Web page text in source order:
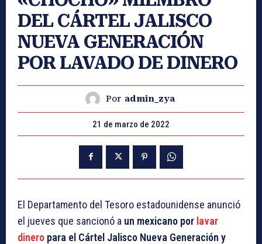
DEL CÁRTEL JALISCO
NUEVA GENERACIÓN
POR LAVADO DE DINERO
Por admin_zya
21 de marzo de 2022
El Departamento del Tesoro estadounidense anunció
el jueves que sancionó a un mexicano por lavar
dinero para el Cártel Jalisco Nueva Generación y